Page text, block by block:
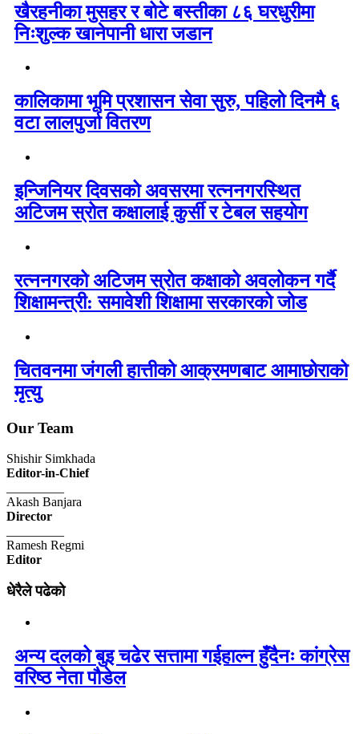
खैरहनीका मुसहर र बोटे बस्तीका ८६ घरधुरीमा
निःशुल्क खानेपानी धारा जडान
कालिकामा भूमि प्रशासन सेवा सुरु, पहिलो दिनमै ६
वटा लालपुर्जा वितरण
इन्जिनियर दिवसको अवसरमा रत्ननगरस्थित
अटिजम स्रोत कक्षालाई कुर्सी र टेबल सहयोग
रत्ननगरको अटिजम स्रोत कक्षाको अवलोकन गर्दै
शिक्षामन्त्री: समावेशी शिक्षामा सरकारको जोड
चितवनमा जंगली हात्तीको आक्रमणबाट आमाछोराको
मृत्यु
Our Team
Shishir Simkhada
Editor-in-Chief
Akash Banjara
Director
Ramesh Regmi
Editor
धेरैले पढेको
अन्य दलको बुइ चढेर सत्तामा गईहाल्न हुँदैनः कांग्रेस
वरिष्ठ नेता पौडेल